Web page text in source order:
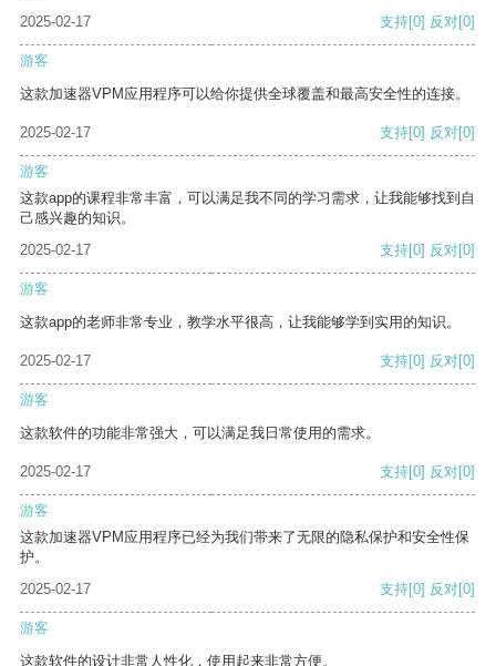
2025-02-17
支持[0] 反对[0]
游客
这款加速器VPM应用程序可以给你提供全球覆盖和最高安全性的连接。
2025-02-17 支持[0] 反对[0]
游客
这款app的课程非常丰富，可以满足我不同的学习需求，让我能够找到自
己感兴趣的知识。
2025-02-17
支持[0] 反对[0]
游客
这款app的老师非常专业，教学水平很高，让我能够学到实用的知识。
2025-02-17 支持[0] 反对[0]
游客
这款软件的功能非常强大，可以满足我日常使用的需求。
2025-02-17 支持[0] 反对[0]
游客
这款加速器VPM应用程序已经为我们带来了无限的隐私保护和安全性保
护。
2025-02-17
支持[0] 反对[0]
游客
这款软件的设计非常人性化，使用起来非常方便。